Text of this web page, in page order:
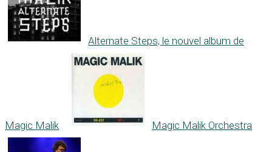
Alternate Steps, le nouvel album de
Magic Malik Magic Malik Orchestra